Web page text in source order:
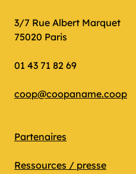
3/7 Rue Albert Marquet
75020 Paris
01 43 71 82 69
coop@coopaname.coop
Partenaires
Ressources / presse